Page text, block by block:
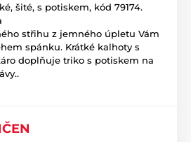
šité, s potiskem, kód 79174.
střihu z jemného úpletu Vám
spánku. Krátké kalhoty s
doplňuje triko s potiskem na